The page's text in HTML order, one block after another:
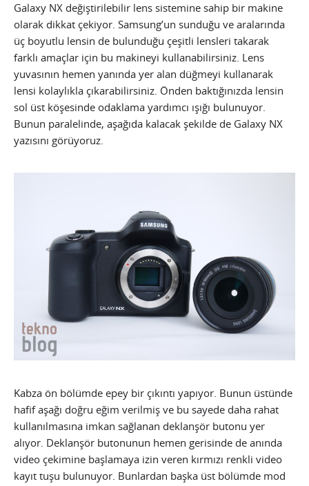
Galaxy NX değiştirilebilir lens sistemine sahip bir makine
olarak dikkat çekiyor. Samsung’un sunduğu ve aralarında
üç boyutlu lensin de bulunduğu çeşitli lensleri takarak
farklı amaçlar için bu makineyi kullanabilirsiniz. Lens
yuvasının hemen yanında yer alan düğmeyi kullanarak
lensi kolaylıkla çıkarabilirsiniz. Önden baktığınızda lensin
sol üst köşesinde odaklama yardımcı ışığı bulunuyor.
Bunun paralelinde, aşağıda kalacak şekilde de Galaxy NX
yazısını görüyoruz.
Kabza ön bölümde epey bir çıkıntı yapıyor. Bunun üstünde
hafif aşağı doğru eğim verilmiş ve bu sayede daha rahat
kullanılmasına imkan sağlanan deklanşör butonu yer
alıyor. Deklanşör butonunun hemen gerisinde de anında
video çekimine başlamaya izin veren kırmızı renkli video
kayıt tuşu bulunuyor. Bunlardan başka üst bölümde mod